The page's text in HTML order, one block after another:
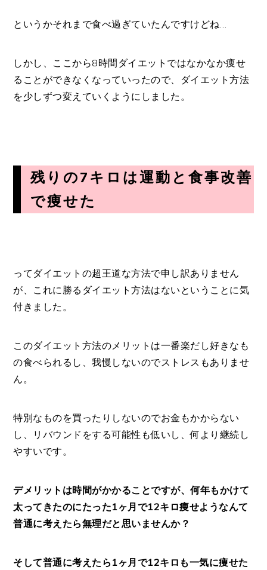
というかそれまで食べ過ぎていたんですけどね…
しかし、ここから8時間ダイエットではなかなか痩せ
ることができなくなっていったので、ダイエット方法
を少しずつ変えていくようにしました。
残りの7キロは運動と食事改善
で痩せた
ってダイエットの超王道な方法で申し訳ありません
が、これに勝るダイエット方法はないということに気
付きました。
このダイエット方法のメリットは一番楽だし好きなも
の食べられるし、我慢しないのでストレスもありませ
ん。
特別なものを買ったりしないのでお金もかからない
し、リバウンドをする可能性も低いし、何より継続し
やすいです。
デメリットは時間がかかることですが、何年もかけて
太ってきたのにたった1ヶ月で12キロ痩せようなんて
普通に考えたら無理だと思いませんか？
そして普通に考えたら1ヶ月で12キロも一気に痩せた